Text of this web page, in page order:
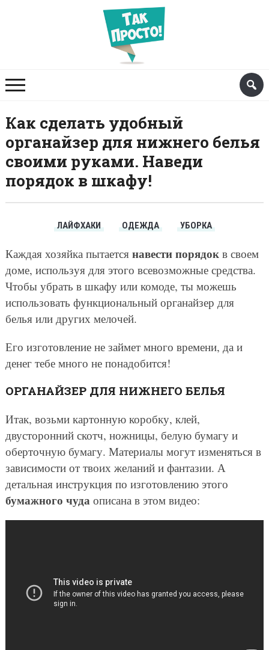
Как сделать удобный
органайзер для нижнего белья
своими руками. Наведи
порядок в шкафу!
ЛАЙФХАКИ ОДЕЖДА УБОРКА
Каждая хозяйка пытается навести порядокв своем
доме, используя для этого всевозможные средства.
Чтобы убрать в шкафу или комоде, ты можешь
использовать функциональный органайзер для
белья или других мелочей.
Его изготовление не займет много времени, да и
денег тебе много не понадобится!
ОРГАНАЙЗЕР ДЛЯ НИЖНЕГО БЕЛЬЯ
Итак, возьми картонную коробку, клей,
двусторонний скотч, ножницы, белую бумагу и
оберточную бумагу. Материалы могут изменяться в
зависимости от твоих желаний и фантазии. А
детальная инструкция по изготовлению этого
бумажного чудаописана в этом видео: